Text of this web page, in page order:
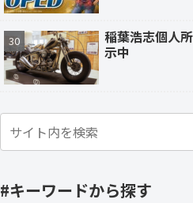
稲葉浩志個人
示中
#キーワードから探す